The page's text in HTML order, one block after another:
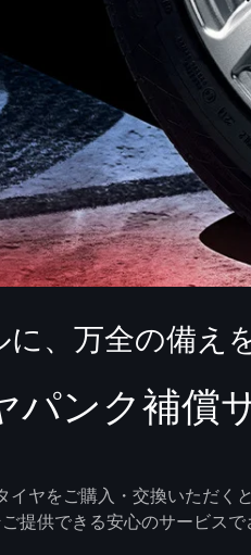
、万全の備えを
ンク補償
ヤをご購入・交換いただく
提供できる安心のサービスで